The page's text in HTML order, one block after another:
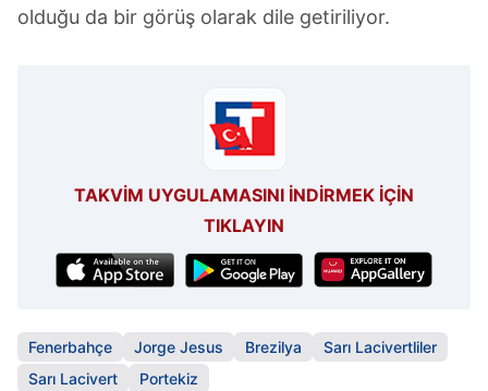
olduğu da bir görüş olarak dile getiriliyor.
TAKVİM UYGULAMASINI İNDİRMEK İÇİN
TIKLAYIN
Fenerbahçe Jorge Jesus Brezilya
Sarı Lacivertliler
Sarı Lacivert
Portekiz